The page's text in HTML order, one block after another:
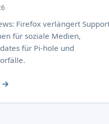
Firefox verlängert
für soziale Medien,
für Pi-hole und
→